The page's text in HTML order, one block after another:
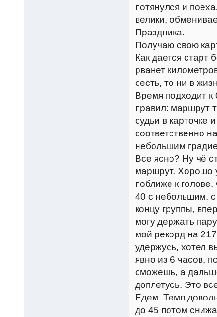
потянулся и
велики,
Праздника.
Получаю свою
Как дается старт
рванет
сесть, то ни в
Время подходит
правил: маршрут
судьи в карточке
соответственно
небольшим
Все ясно? Ну чё
маршрут. Хорошо
поближе к голове.
40 с небольшим, с
концу группы,
могу держать
мой рекорд на
удержусь, хотел
явно из 6 часов,
сможешь, а
доплетусь. Это
Едем. Темп
до 45 потом